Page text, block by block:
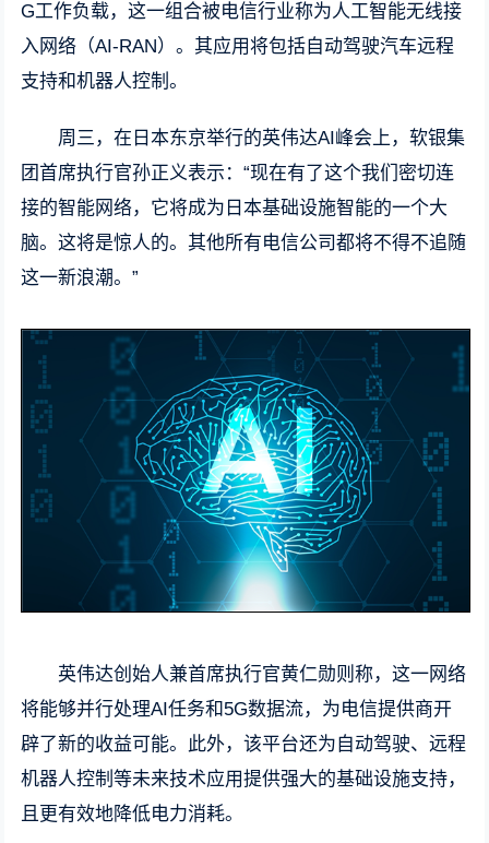
G工作负载，这一组合被电信行业称为人工智能无线接
入网络（AI-RAN）。其应用将包括自动驾驶汽车远程
支持和机器人控制。
周三，在日本东京举行的英伟达AI峰会上，软银集
团首席执行官孙正义表示：“现在有了这个我们密切连
接的智能网络，它将成为日本基础设施智能的一个大
脑。这将是惊人的。其他所有电信公司都将不得不追随
这一新浪潮。”
英伟达创始人兼首席执行官黄仁勋则称，这一网络
将能够并行处理AI任务和5G数据流，为电信提供商开
辟了新的收益可能。此外，该平台还为自动驾驶、远程
机器人控制等未来技术应用提供强大的基础设施支持，
且更有效地降低电力消耗。